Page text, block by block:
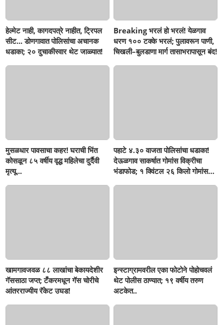
हेल्मेट नाही, कागदपत्रे नाहीत, ट्रिपल
सीट... डोणगावात पोलिसांचा अचानक
धडाका; २० दुचाकीस्वार थेट जाळ्यात!
Breaking भरलं हो भरलं! येळगाव
धरण १०० टक्के भरलं; पुलावरून पाणी,
चिखली–बुलडाणा मार्ग तासाभरापासून बंद!
मुसळधार पावसाचा कहर! घराची भिंत
कोसळून ८५ वर्षीय वृद्ध महिलेचा दुर्दैवी
मृत्यू...
पहाटे ४.३० वाजता पोलिसांचा धडाका!
देऊळगाव साकर्षात गोमांस विक्रीचा
भंडाफोड; १ क्विंटल २६ किलो गोमांस
खामगावजवळ ८८ लाखांचा बेकायदेशीर
गॅससाठा जप्त; टँकरमधून गॅस चोरीचे
आंतरराज्यीय रॅकेट उघड!
इन्स्टाग्रामवरील एका फोटोने पोहोचवलं
थेट पोलीस ठाण्यात; १९ वर्षीय तरुण
अटकेत..